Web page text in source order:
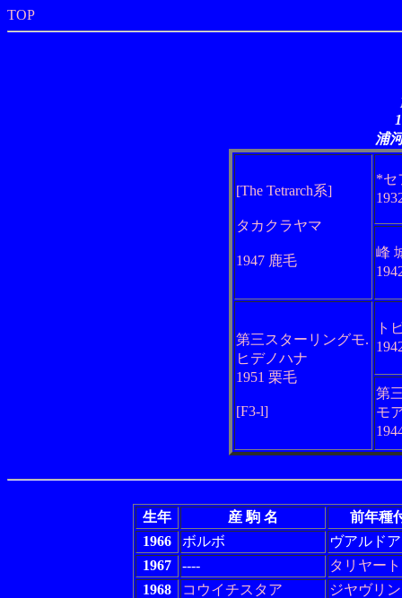
TOP
浦
[The Tetrarch系]
タカクラヤマ
1947 鹿毛
*セ
峰
第三スターリングモ.
ヒデノハナ
1951 栗毛
[F3-l]
ト
第
モ
生年 産 駒 名
前年種
1966
ボルボ
ヴアルド
1967
----
タリヤー
1968
コウイチスタア
ジヤヴリン